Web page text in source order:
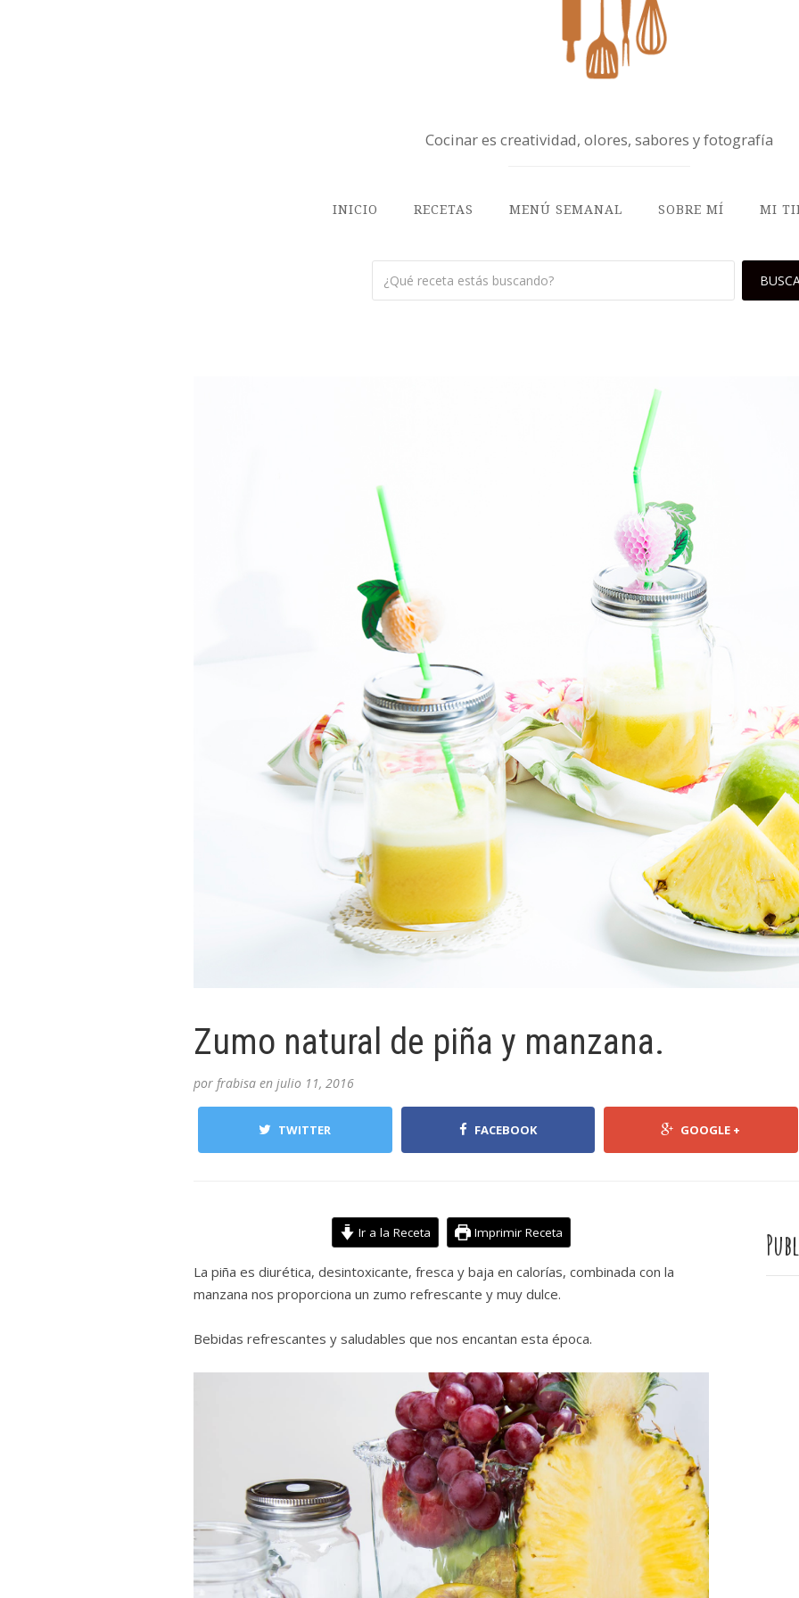
Cocinar es creatividad, olores, sabores y fotografía
INICIO RECETAS MENÚ SEMANAL SOBRE MÍ MI
Zumo natural de piña y manzana.
por frabisa en julio 11, 2016
TWITTER FACEBOOK GOOGLE +
Ir a la Receta Imprimir Receta
La piña es diurética, desintoxicante, fresca y baja en calorías, combinada con la
manzana nos proporciona un zumo refrescante y muy dulce.
Bebidas refrescantes y saludables que nos encantan esta época.